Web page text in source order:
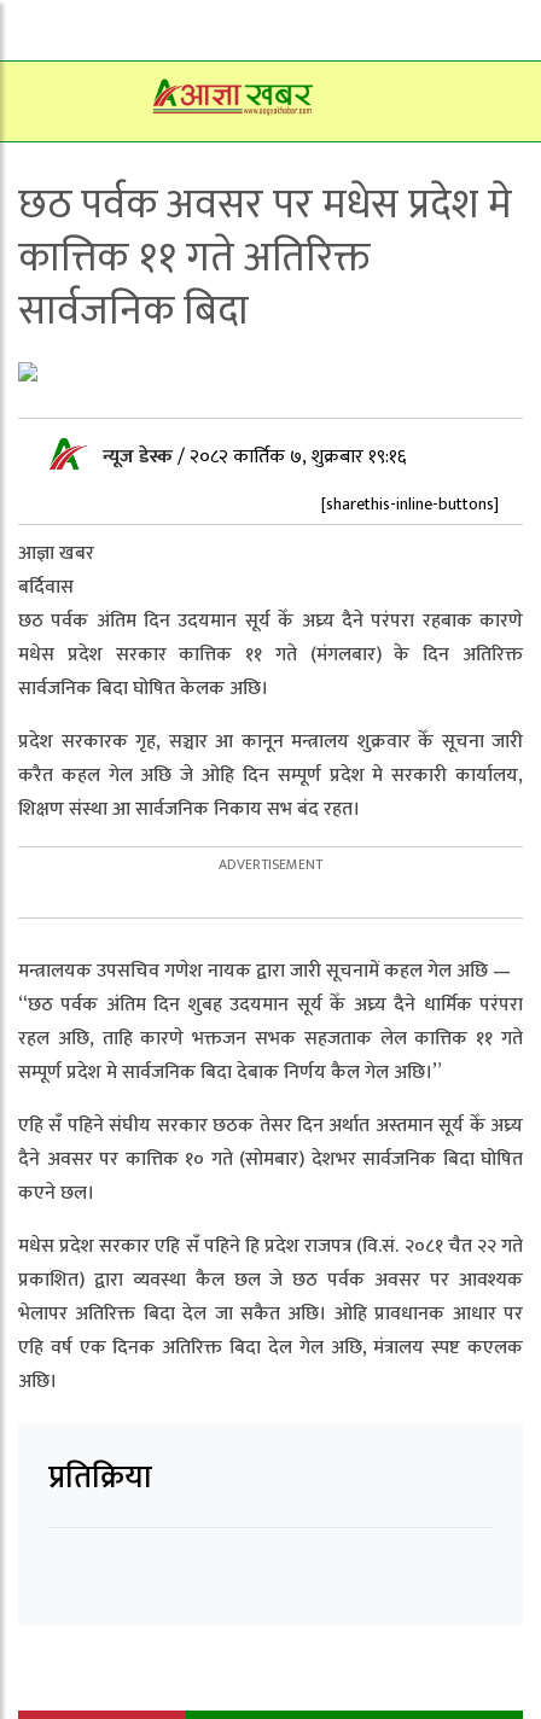
छठ पर्वक अवसर पर मधेस प्रदेश मे
कात्तिक ११ गते अतिरिक्त
सार्वजनिक बिदा
न्यूज डेस्क/२०८२ कार्तिक ७, शुक्रबार १९:१६
[sharethis-inline-buttons]
आज्ञा खबर
बर्दिवास
छठ पर्वक अंतिम दिन उदयमान सूर्य केँ अघ्र्य दैने परंपरा रहबाक कारणे
मधेस प्रदेश सरकार कात्तिक ११ गते (मंगलबार) के दिन अतिरिक्त
सार्वजनिक बिदा घोषित केलक अछि।
प्रदेश सरकारक गृह, सञ्चार आ कानून मन्त्रालय शुक्रवार केँ सूचना जारी
करैत कहल गेल अछि जे ओहि दिन सम्पूर्ण प्रदेश मे सरकारी कार्यालय,
शिक्षण संस्था आ सार्वजनिक निकाय सभ बंद रहत।
मन्त्रालयक उपसचिव गणेश नायक द्वारा जारी सूचनामें कहल गेल अछि —
“छठ पर्वक अंतिम दिन शुबह उदयमान सूर्य केँ अघ्र्य दैने धार्मिक परंपरा
रहल अछि, ताहि कारणे भक्तजन सभक सहजताक लेल कात्तिक ११ गते
सम्पूर्ण प्रदेश मे सार्वजनिक बिदा देबाक निर्णय कैल गेल अछि।”
एहि सँ पहिने संघीय सरकार छठक तेसर दिन अर्थात अस्तमान सूर्य केँ अघ्र्य
दैने अवसर पर कात्तिक १० गते (सोमबार) देशभर सार्वजनिक बिदा घोषित
कएने छल।
मधेस प्रदेश सरकार एहि सँ पहिने हि प्रदेश राजपत्र (वि.सं. २०८१ चैत २२ गते
प्रकाशित) द्वारा व्यवस्था कैल छल जे छठ पर्वक अवसर पर आवश्यक
भेलापर अतिरिक्त बिदा देल जा सकैत अछि। ओहि प्रावधानक आधार पर
एहि वर्ष एक दिनक अतिरिक्त बिदा देल गेल अछि, मंत्रालय स्पष्ट कएलक
अछि।
प्रतिक्रिया